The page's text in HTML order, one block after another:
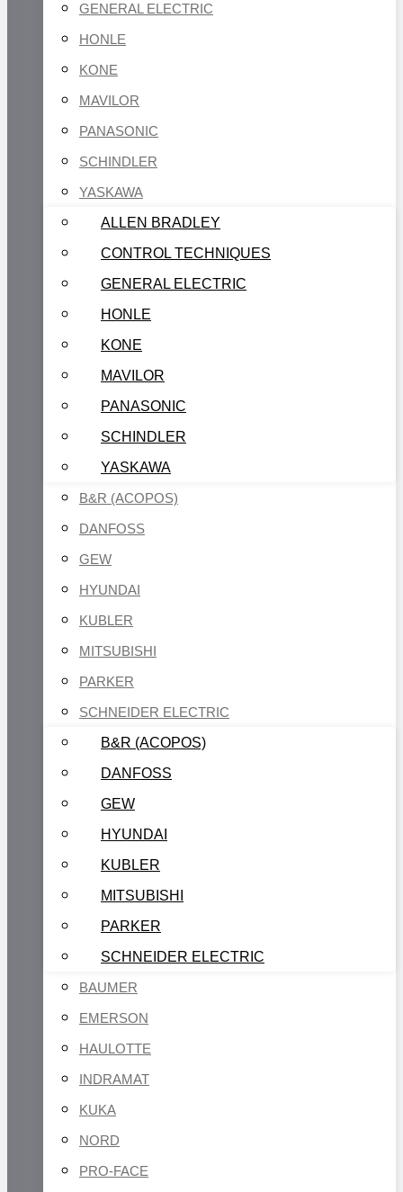
GENERAL ELECTRIC
HONLE
KONE
MAVILOR
PANASONIC
SCHINDLER
YASKAWA
ALLEN BRADLEY
CONTROL TECHNIQUES
GENERAL ELECTRIC
HONLE
KONE
MAVILOR
PANASONIC
SCHINDLER
YASKAWA
B&R (ACOPOS)
DANFOSS
GEW
HYUNDAI
KUBLER
MITSUBISHI
PARKER
SCHNEIDER ELECTRIC
B&R (ACOPOS)
DANFOSS
GEW
HYUNDAI
KUBLER
MITSUBISHI
PARKER
SCHNEIDER ELECTRIC
BAUMER
EMERSON
HAULOTTE
INDRAMAT
KUKA
NORD
PRO-FACE